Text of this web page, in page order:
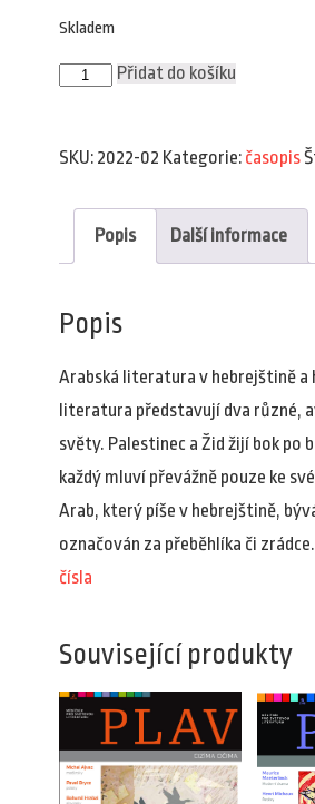
Skladem
Plav
2/2022
Přidat do košíku
SKU: 2022-02 Kategorie: časopis
Popis Další informace
Popis
Arabská literatura v hebrejštině a
literatura představují dva různé,
světy. Palestinec a Žid žijí bok po
každý mluví převážně pouze ke
Arab, který píše v hebrejštině,
označován za přeběhlíka či
čísla
Související produkty